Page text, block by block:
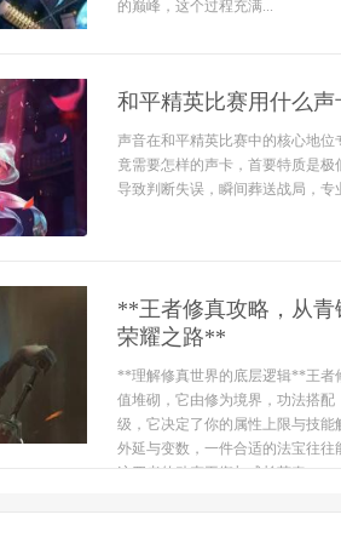
的巅峰，这个过程充满...
和平精英比赛用什么
声音在和平精英比赛中的核心地
竟需要怎样的声卡，首要特质是
导致判断失误，瞬间葬送战局，
**王者修真攻略，从
荣耀之路**
**理解修真世界的底层逻辑**王者
值堆砌，它由修为境界，功法搭
级，它决定了你的属性上限与技
外延与变数，一件合适的法宝往
这四者的动态平衡与成长节奏...